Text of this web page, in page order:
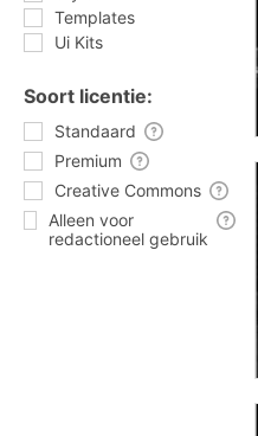
Templates
Ui Kits
Soort licentie:
Standaard
Premium
Creative Commons
Alleen voor
redactioneel gebruik